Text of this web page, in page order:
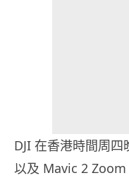
DJI 在香港時間周
以及 Mavic 2